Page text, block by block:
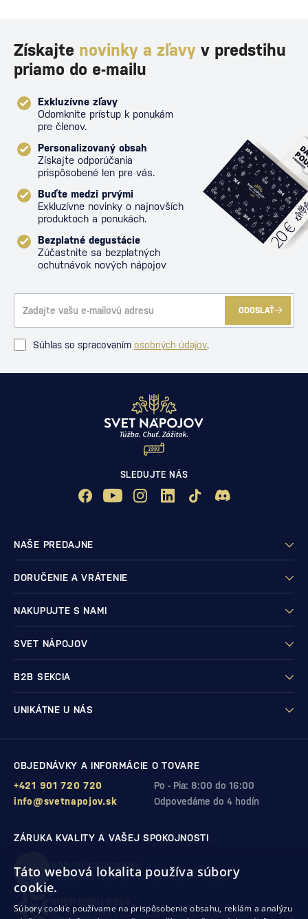
Získajte novinky a zľavy v predstihu
priamo do e-mailu
Exkluzívne zľavy
Odomknite prístup k ponukám
pre členov.
Personalizovaný obsah
Získajte odporúčania
prispôsobené len pre vás.
Buďte medzi prvými
Exkluzívne novinky o najnovších
produktoch a ponukách.
Bezplatné degustácie
Zúčastnite sa bezplatných
ochutnávok nových nápojov
ODOSLAŤ
Súhlas so spracovaním osobných údajov.
SLEDUJTE NÁS
NAŠE PREDAJNE
DORUČENIE A VRÁTENIE
NAKUPUJTE S NAMI
SVET NÁPOJOV
B2B SEKCIA
UNIKÁTNE U NÁS
OBJEDNÁVKY A INFORMÁCIE O TOVARE
Po - Pia: 8:00 do 16:00
+421 901 720 720
Odpovedáme do 4 hodín
info@svetnapojov.sk
ZÁRUKA KVALITY A VAŠEJ SPOKOJNOSTI
99% (11 978 RECENZIÍ)
zákazníkov odporúča nákup v našom obchode
10. rok po sebesme získali ocenenie od Heureka
Táto webová lokalita používa súbory
cookie.
Súbory cookie používame na prispôsobenie obsahu, reklám a analýzu